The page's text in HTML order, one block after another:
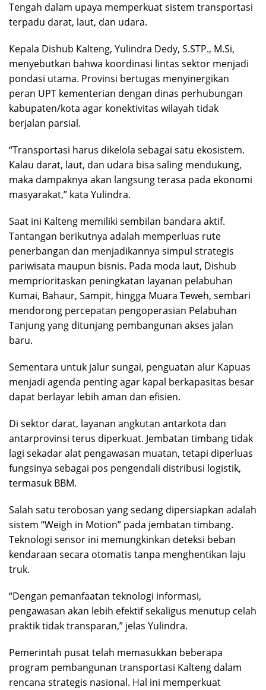
Tengah dalam upaya memperkuat sistem transportasi
terpadu darat, laut, dan udara.
Kepala Dishub Kalteng, Yulindra Dedy, S.STP., M.Si,
menyebutkan bahwa koordinasi lintas sektor menjadi
pondasi utama. Provinsi bertugas menyinergikan
peran UPT kementerian dengan dinas perhubungan
kabupaten/kota agar konektivitas wilayah tidak
berjalan parsial.
“Transportasi harus dikelola sebagai satu ekosistem.
Kalau darat, laut, dan udara bisa saling mendukung,
maka dampaknya akan langsung terasa pada ekonomi
masyarakat,” kata Yulindra.
Saat ini Kalteng memiliki sembilan bandara aktif.
Tantangan berikutnya adalah memperluas rute
penerbangan dan menjadikannya simpul strategis
pariwisata maupun bisnis. Pada moda laut, Dishub
memprioritaskan peningkatan layanan pelabuhan
Kumai, Bahaur, Sampit, hingga Muara Teweh, sembari
mendorong percepatan pengoperasian Pelabuhan
Tanjung yang ditunjang pembangunan akses jalan
baru.
Sementara untuk jalur sungai, penguatan alur Kapuas
menjadi agenda penting agar kapal berkapasitas besar
dapat berlayar lebih aman dan efisien.
Di sektor darat, layanan angkutan antarkota dan
antarprovinsi terus diperkuat. Jembatan timbang tidak
lagi sekadar alat pengawasan muatan, tetapi diperluas
fungsinya sebagai pos pengendali distribusi logistik,
termasuk BBM.
Salah satu terobosan yang sedang dipersiapkan adalah
sistem “Weigh in Motion” pada jembatan timbang.
Teknologi sensor ini memungkinkan deteksi beban
kendaraan secara otomatis tanpa menghentikan laju
truk.
“Dengan pemanfaatan teknologi informasi,
pengawasan akan lebih efektif sekaligus menutup celah
praktik tidak transparan,” jelas Yulindra.
Pemerintah pusat telah memasukkan beberapa
program pembangunan transportasi Kalteng dalam
rencana strategis nasional. Hal ini memperkuat